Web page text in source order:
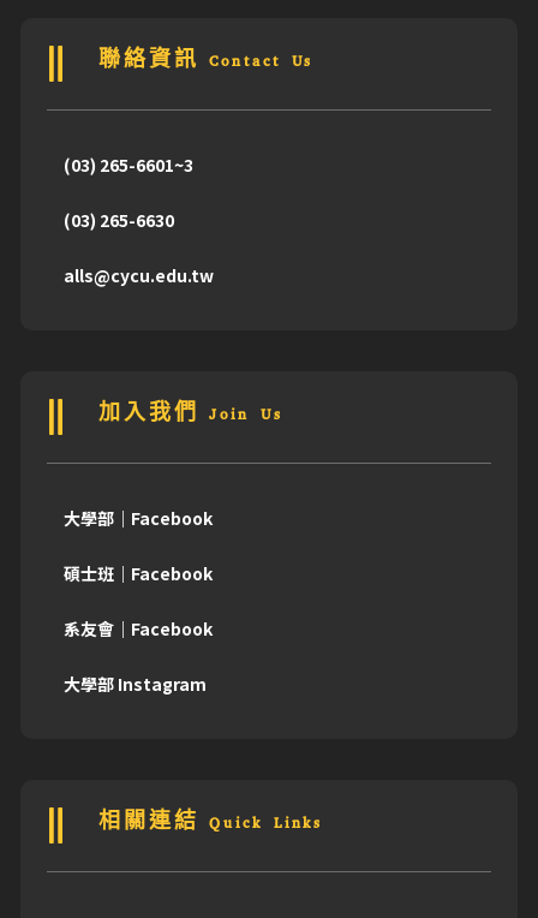
聯絡資訊 Contact Us
(03) 265-6601~3
(03) 265-6630
alls@cycu.edu.tw
加入我們 Join Us
大學部｜Facebook
碩士班｜Facebook
系友會｜Facebook
大學部 Instagram
相關連結 Quick Links